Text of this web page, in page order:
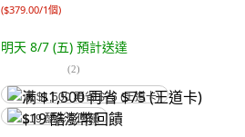
($379.00/1個)
明天 8/7 (五) 預計送達
(2)
满 $1,500 再省 $75 (王道卡)
$19 酷澎幣回饋